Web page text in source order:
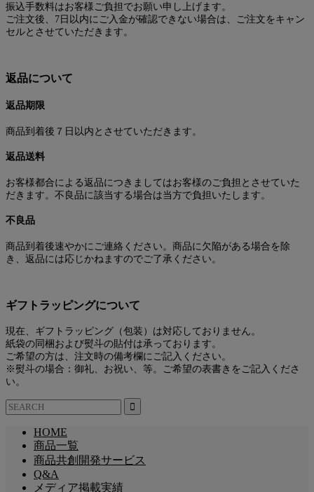
振込手数料はお客様ご負担でお願い申し上げます。
ご注文後、7日以内にご入金が確認できない場合は、ご注文をキャン
セルとさせていただきます。
返品について
返品期限
商品到着後７日以内とさせていただきます。
返品送料
お客様都合による返品につきましてはお客様のご負担とさせていた
だきます。不良品に該当する場合は当方で負担いたします。
不良品
商品到着後速やかにご連絡ください。商品に欠陥がある場合を除
き、返品には応じかねますのでご了承ください。
ギフトラッピングについて
現在、ギフトラッピング（包装）は対応しておりません。
紙袋の同梱および熨斗の貼付は承っております。
ご希望の方は、注文時の備考欄にご記入ください。
※熨斗の場合：御礼、お祝い、等。ご希望の表書きをご記入くださ
い。
HOME
商品一覧
商品共創開発サービス
Q&A
メディア掲載実績